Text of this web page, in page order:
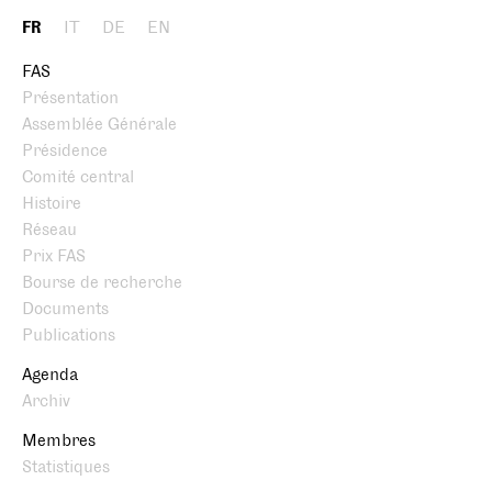
FR IT DE EN
FAS
Présentation
Assemblée Générale
Présidence
Comité central
Histoire
Réseau
Prix FAS
Bourse de recherche
Documents
Publications
Agenda
Archiv
Membres
Statistiques